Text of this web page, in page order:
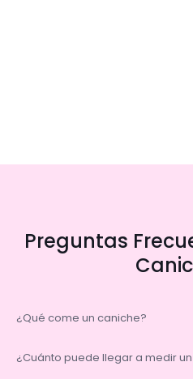
Preguntas
¿Qué come un caniche?
¿Cuánto puede llegar a medir